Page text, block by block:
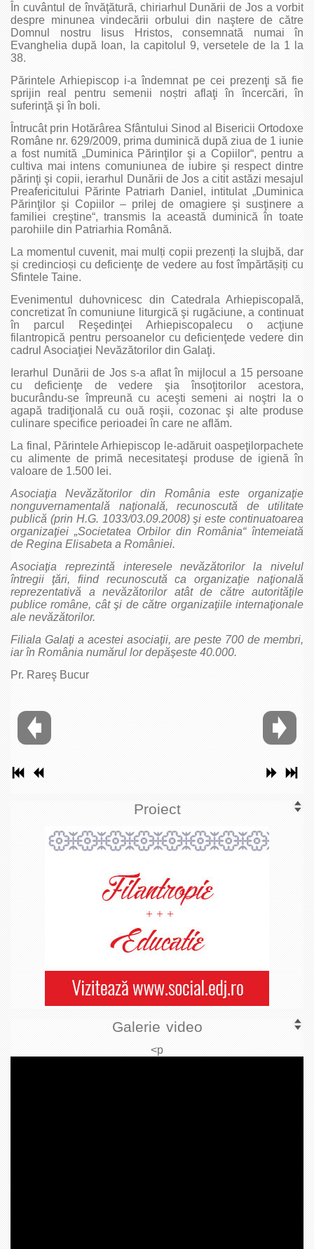
În cuvântul de învăţătură, chiriarhul Dunării de Jos a vorbit
despre minunea vindecării orbului din naştere de către
Domnul nostru Iisus Hristos, consemnată numai în
Evanghelia după Ioan, la capitolul 9, versetele de la 1 la
38.
Părintele Arhiepiscop i-a îndemnat pe cei prezenţi să fie
sprijin real pentru semenii noștri aflaţi în încercări, în
suferinţă şi în boli.
Întrucât prin Hotărârea Sfântului Sinod al Bisericii Ortodoxe
Române nr. 629/2009, prima duminică după ziua de 1 iunie
a fost numită „Duminica Părinţilor şi a Copiilor“, pentru a
cultiva mai intens comuniunea de iubire şi respect dintre
părinţi şi copii, ierarhul Dunării de Jos a citit astăzi mesajul
Preafericitului Părinte Patriarh Daniel, intitulat „Duminica
Părinţilor şi Copiilor – prilej de omagiere şi susţinere a
familiei creştine“, transmis la această duminică în toate
parohiile din Patriarhia Română.
La momentul cuvenit, mai mulți copii prezenți la slujbă, dar
și credincioși cu deficienţe de vedere au fost împărtășiți cu
Sfintele Taine.
Evenimentul duhovnicesc din Catedrala Arhiepiscopală,
concretizat în comuniune liturgică şi rugăciune, a continuat
în parcul Reşedinţei Arhiepiscopalecu o acţiune
filantropică pentru persoanelor cu deficienţede vedere din
cadrul Asociaţiei Nevăzătorilor din Galaţi.
Ierarhul Dunării de Jos s-a aflat în mijlocul a 15 persoane
cu deficienţe de vedere şia însoţitorilor acestora,
bucurându-se împreună cu aceşti semeni ai noştri la o
agapă tradiţională cu ouă roşii, cozonac şi alte produse
culinare specifice perioadei în care ne aflăm.
La final, Părintele Arhiepiscop le-adăruit oaspeţilorpachete
cu alimente de primă necesitateşi produse de igienă în
valoare de 1.500 lei.
Asociaţia Nevăzătorilor din România este organizaţie
nonguvernamentală naţională, recunoscută de utilitate
publică (prin H.G. 1033/03.09.2008) şi este continuatoarea
organizaţiei „Societatea Orbilor din România“ întemeiată
de Regina Elisabeta a României.
Asociaţia reprezintă interesele nevăzătorilor la nivelul
întregii ţări, fiind recunoscută ca organizaţie naţională
reprezentativă a nevăzătorilor atât de către autorităţile
publice române, cât şi de către organizaţiile internaţionale
ale nevăzătorilor.
Filiala Galaţi a acestei asociaţii, are peste 700 de membri,
iar în România numărul lor depăşeste 40.000.
Pr. Rareş Bucur
Proiect
Galerie video
<p